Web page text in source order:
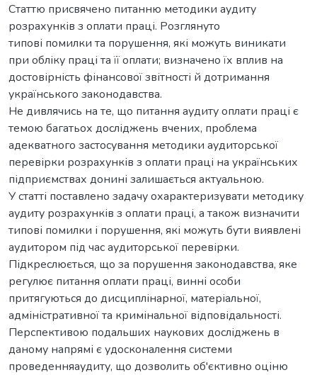
Статтю присвячено питанню методики аудиту
розрахунків з оплати праці. Розглянуто
типові помилки та порушення, які можуть виникати
при обліку праці та її оплати; визначено їх вплив на
достовірність фінансової звітності й дотримання
українського законодавства.
Не дивлячись на те, що питання аудиту оплати праці є
темою багатьох досліджень вчених, проблема
адекватного застосування методики аудиторської
перевірки розрахунків з оплати праці на українських
підприємствах донині залишається актуальною.
У статті поставлено задачу охарактеризувати методику
аудиту розрахунків з оплати праці, а також визначити
типові помилки і порушення, які можуть бути виявлені
аудитором під час аудиторської перевірки.
Підкреслюється, що за порушення законодавства, яке
регулює питання оплати праці, винні особи
притягуються до дисциплінарної, матеріальної,
адміністративної та кримінальної відповідальності.
Перспективою подальших наукових досліджень в
даному напрямі є удосконалення системи
проведенняаудиту, що дозволить об'єктивно оціню